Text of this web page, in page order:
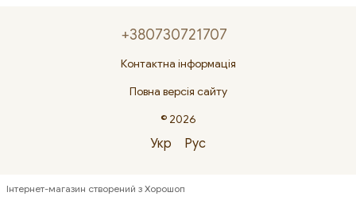
+380730721707
Контактна інформація
Повна версія сайту
© 2026
Укр Рус
Інтернет-магазин створений з Хорошоп